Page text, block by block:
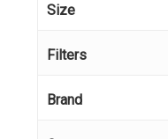
Size
Filters
Brand